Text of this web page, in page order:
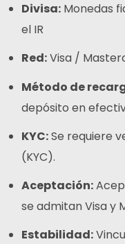
Divisa: Monedas
el IR
Red:Visa /
Método de
depósito en
KYC:Se requiere
(KYC).
Aceptación:
se admitan Visa y
Estabilidad: